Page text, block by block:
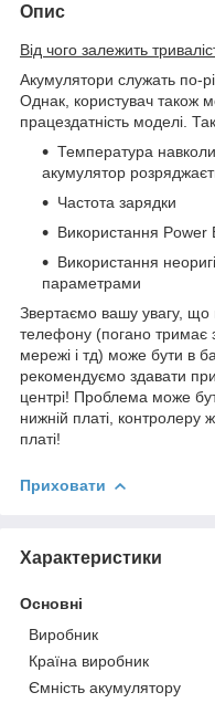
Опис
Від чого залежить
Акумулятори служать по-
Однак, користувач також
працездатність моделі.
Температура
акумулятор
Частота зарядки
Використання Power
Використання
параметрами
Звертаємо вашу увагу,
телефону (погано тримає
мережі і тд) може бути в
рекомендуємо здавати
центрі! Проблема може
нижній платі, контролеру
платі!
Приховати
Характеристики
Основні
Виробник
Країна виробник
Ємність акумулятору